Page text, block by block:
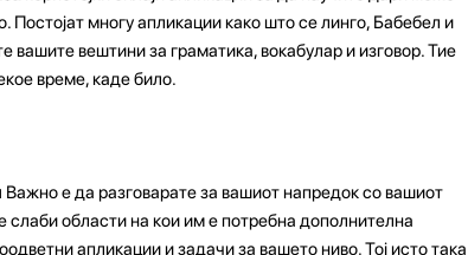
многу апликации како што се линго, Бабебел и
вештини за граматика, вокабулар и изговор. Тие
време, каде било.
Важно е да разговарате за вашиот напредок со вашиот
слаби области на кои им е потребна дополнителна
апликации и задачи за вашето ниво. Тој исто така